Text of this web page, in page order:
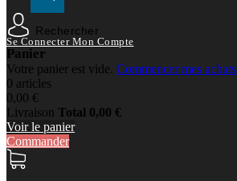
Rechercher
Se Connecter Mon Compte
Panier
Votre panier est vide. Commencer mes achats
0 articles
0,00 €
Livraison Total 0,00 €
Voir le panier
Commander